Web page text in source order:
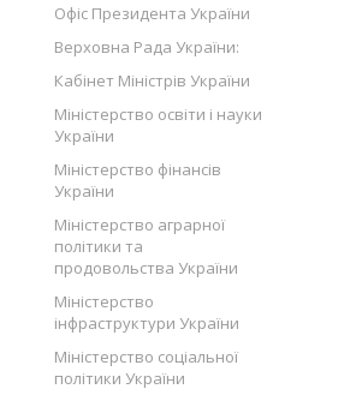
Офіс Президента України
Верховна Рада України:
Кабінет Міністрів України
Міністерство освіти і науки
України
Міністерство фінансів
України
Міністерство аграрної
політики та
продовольства України
Міністерство
інфраструктури України
Міністерство соціальної
політики України